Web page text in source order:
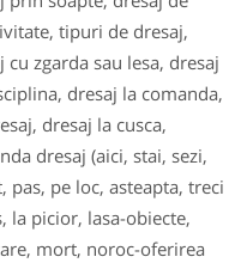
tipuri de dresaj,
cu zgarda sau lesa, dresaj
dresaj la comanda,
dresaj la cusca,
dresaj (aici, stai, sezi,
pas, pe loc, asteapta, treci
la picior, lasa-obiecte,
mort, noroc-oferirea